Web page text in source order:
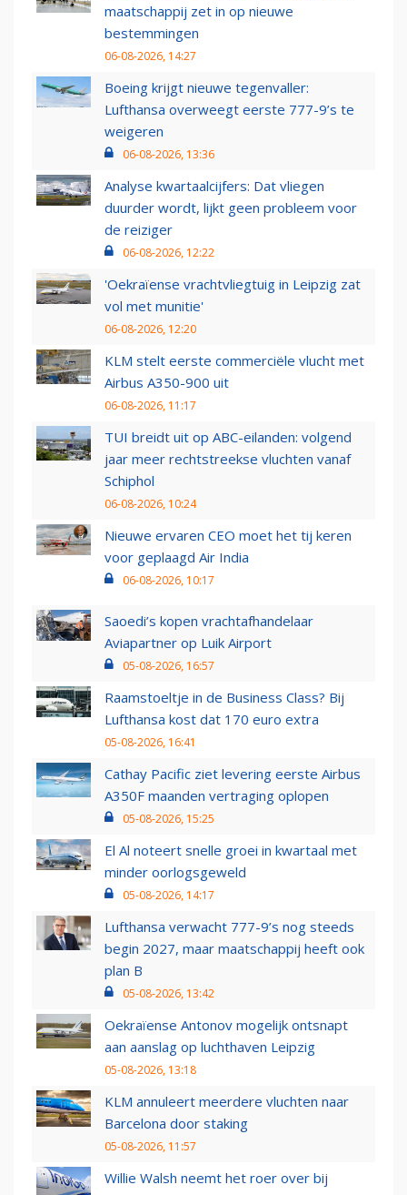
maatschappij zet in op nieuwe
bestemmingen
06-08-2026, 14:27
Boeing krijgt nieuwe tegenvaller:
Lufthansa overweegt eerste 777-9’s te
weigeren
06-08-2026, 13:36
Analyse kwartaalcijfers: Dat vliegen
duurder wordt, lijkt geen probleem voor
de reiziger
06-08-2026, 12:22
'Oekraïense vrachtvliegtuig in Leipzig zat
vol met munitie'
06-08-2026, 12:20
KLM stelt eerste commerciële vlucht met
Airbus A350-900 uit
06-08-2026, 11:17
TUI breidt uit op ABC-eilanden: volgend
jaar meer rechtstreekse vluchten vanaf
Schiphol
06-08-2026, 10:24
Nieuwe ervaren CEO moet het tij keren
voor geplaagd Air India
06-08-2026, 10:17
Saoedi’s kopen vrachtafhandelaar
Aviapartner op Luik Airport
05-08-2026, 16:57
Raamstoeltje in de Business Class? Bij
Lufthansa kost dat 170 euro extra
05-08-2026, 16:41
Cathay Pacific ziet levering eerste Airbus
A350F maanden vertraging oplopen
05-08-2026, 15:25
El Al noteert snelle groei in kwartaal met
minder oorlogsgeweld
05-08-2026, 14:17
Lufthansa verwacht 777-9’s nog steeds
begin 2027, maar maatschappij heeft ook
plan B
05-08-2026, 13:42
Oekraïense Antonov mogelijk ontsnapt
aan aanslag op luchthaven Leipzig
05-08-2026, 13:18
KLM annuleert meerdere vluchten naar
Barcelona door staking
05-08-2026, 11:57
Willie Walsh neemt het roer over bij